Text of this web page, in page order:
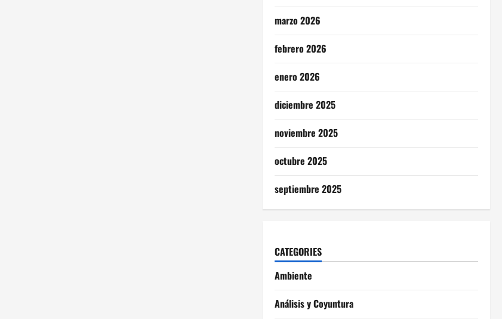
marzo 2026
febrero 2026
enero 2026
diciembre 2025
noviembre 2025
octubre 2025
septiembre 2025
CATEGORIES
Ambiente
Análisis y Coyuntura